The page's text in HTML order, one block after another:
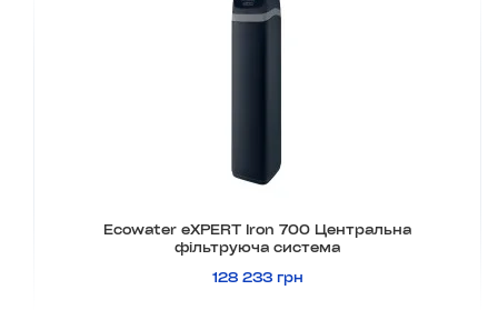
Ecowater eXPERT Iron 700 Центральна
фільтруюча система
128 233 грн